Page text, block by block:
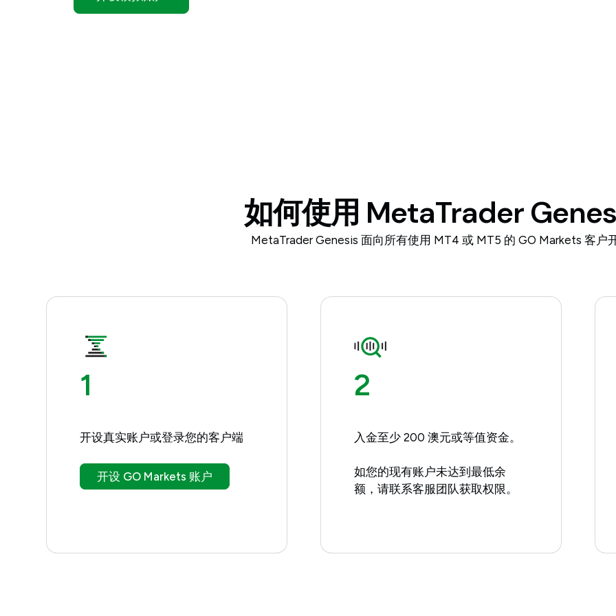
如何使用 MetaTrader
MetaTrader Genesis 面向所有使用 MT4 或 MT5 的 GO Markets 客户
1
开设真实账户或登录您的客户端
开设 GO Markets 账户
2
入金至少 200 澳元或等值资金。
如您的现有账户未达到最低余
额，请联系客服团队获取权限。